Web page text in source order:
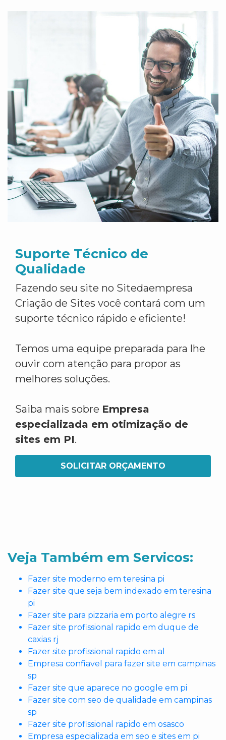
Suporte Técnico de
Qualidade
Fazendo seu site no Sitedaempresa
Criação de Sites você contará com um
suporte técnico rápido e eficiente!
Temos uma equipe preparada para lhe
ouvir com atenção para propor as
melhores soluções.
Saiba mais sobre Empresa
especializada em otimização de
sites em PI.
SOLICITAR ORÇAMENTO
Veja Também em Servicos:
Fazer site moderno em teresina pi
Fazer site que seja bem indexado em teresina
pi
Fazer site para pizzaria em porto alegre rs
Fazer site profissional rapido em duque de
caxias rj
Fazer site profissional rapido em al
Empresa confiavel para fazer site em campinas
sp
Fazer site que aparece no google em pi
Fazer site com seo de qualidade em campinas
sp
Fazer site profissional rapido em osasco
Empresa especializada em seo e sites em pi